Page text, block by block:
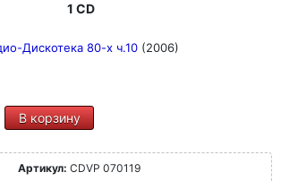
1 CD
Дискотека 80-х ч.10 (2006)
В корзину
Артикул: CDVP 070119